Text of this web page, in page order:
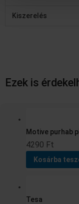
Kiszerelés
Ezek is
Motive purhab
4290 Ft
Kosárba
Tesa